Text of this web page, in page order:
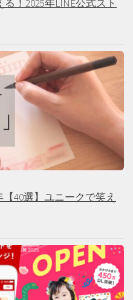
！2025年LINE公式スト
40選】ユニークで笑え